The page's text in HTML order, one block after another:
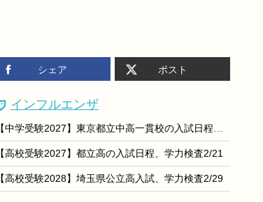
シェア ポスト
インフルエンザ
【中学受験2027】東京都立中高一貫校の入試日程…一般枠2/3
【高校受験2027】都立高の入試日程、学力検査2/21
【高校受験2028】埼玉県公立高入試、学力検査2/29